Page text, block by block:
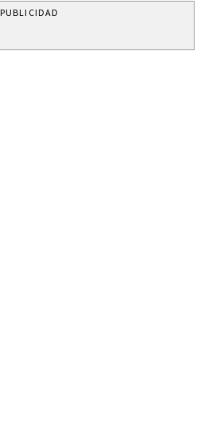
PUBLICIDAD